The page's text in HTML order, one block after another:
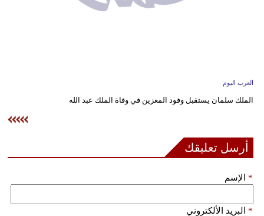
مدوَّنات
أبراج
العرب اليوم
الملك سلمان يستقبل وفود المعزين في وفاة الملك عبد الله
أرسل تعليقك
الإسم *
البريد الألكتروني *